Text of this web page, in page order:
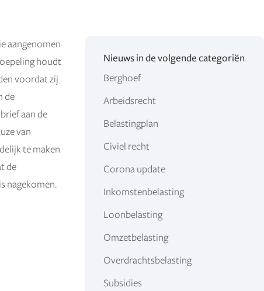
aangenomen
houdt
voordat zij
de
aan de
van
te maken
de
nagekomen.
Nieuws in de volgende categoriën
Berghoef
Arbeidsrecht
Belastingplan
Civiel recht
Corona update
Inkomstenbelasting
Loonbelasting
Omzetbelasting
Overdrachtsbelasting
Subsidies